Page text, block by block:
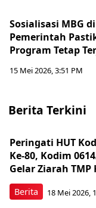
Sosialisasi MBG
Pemerintah
Program Tetap
15 Mei 2026, 3:51 PM
Berita Terkini
Berita
Peringati HUT
Ke-80, Kodim
Gelar Ziarah TMP
18 Mei 2026,